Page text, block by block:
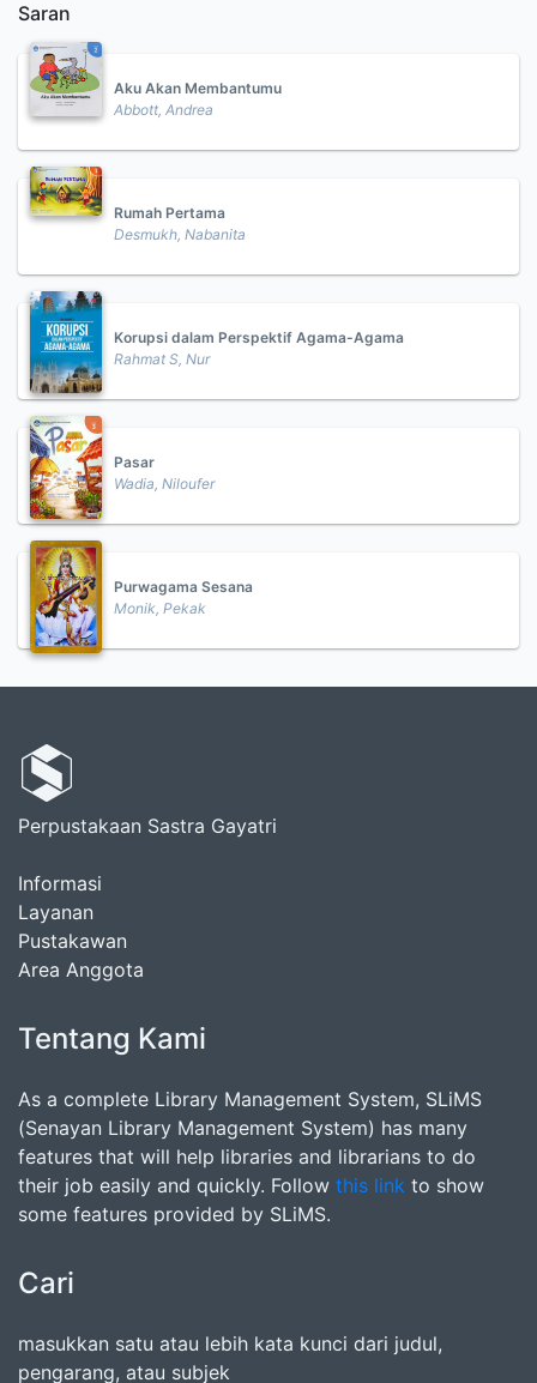
Saran
Aku Akan Membantumu
Abbott, Andrea
Rumah Pertama
Desmukh, Nabanita
Korupsi dalam Perspektif Agama-Agama
Rahmat S, Nur
Pasar
Wadia, Niloufer
Purwagama Sesana
Monik, Pekak
Perpustakaan Sastra Gayatri
Informasi
Layanan
Pustakawan
Area Anggota
Tentang Kami
As a complete Library Management System, SLiMS
(Senayan Library Management System) has many
features that will help libraries and librarians to do
their job easily and quickly. Follow this link to show
some features provided by SLiMS.
Cari
masukkan satu atau lebih kata kunci dari judul,
pengarang, atau subjek